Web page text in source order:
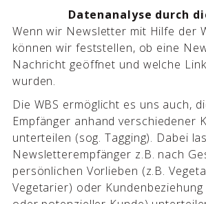
Datenanalyse durch
Wenn wir Newsletter mit Hilfe der
können wir feststellen, ob eine
Nachricht geöffnet und welche
wurden.
Die WBS ermöglicht es uns auch,
Empfänger anhand verschiedener
unterteilen (sog. Tagging). Dabei
Newsletterempfänger z.B. nach
persönlichen Vorlieben (z.B.
Vegetarier) oder Kundenbeziehung